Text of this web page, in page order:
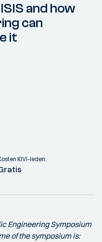
and how
can
it
KIVI-leden:
Engineering Symposium
of the symposium is: